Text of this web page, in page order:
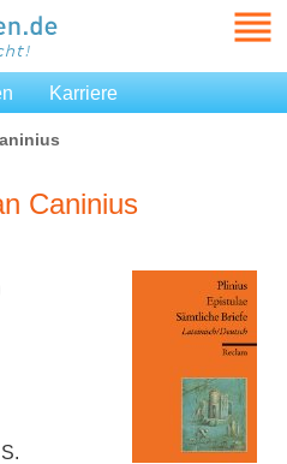
Karriere
Caninius